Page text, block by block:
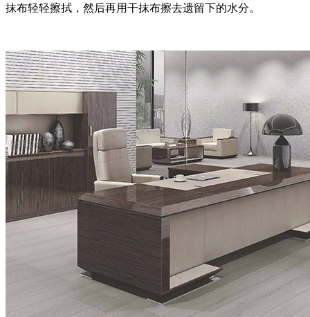
抹布轻轻擦拭，然后再用干抹布擦去遗留下的水分。